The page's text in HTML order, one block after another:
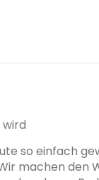
so einfach
machen den